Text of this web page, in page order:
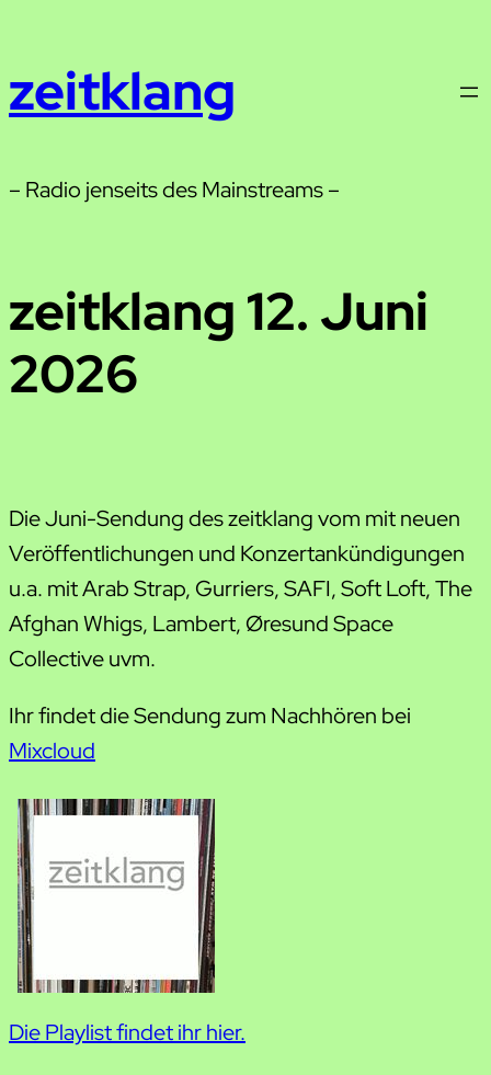
springen
zeitklang
– Radio jenseits des Mainstreams –
zeitklang 12. Juni
2026
Die Juni-Sendung des zeitklang vom mit neuen
Veröffentlichungen und Konzertankündigungen
u.a. mit Arab Strap, Gurriers, SAFI, Soft Loft, The
Afghan Whigs, Lambert, Øresund Space
Collective uvm.
Ihr findet die Sendung zum Nachhören bei
Mixcloud
Die Playlist findet ihr hier.